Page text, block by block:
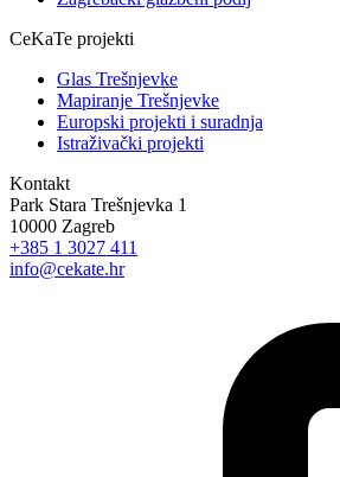
CeKaTe projekti
Glas Trešnjevke
Mapiranje Trešnjevke
Europski projekti i suradnja
Istraživački projekti
Kontakt
Park Stara Trešnjevka 1
10000 Zagreb
+385 1 3027 411
info@cekate.hr